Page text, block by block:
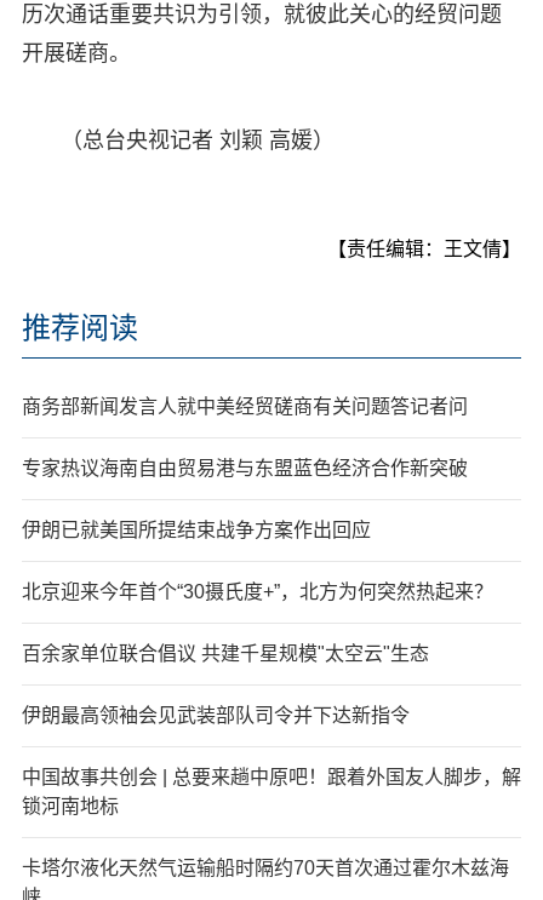
历次通话重要共识为引领，就彼此关心的经贸问题
开展磋商。
（总台央视记者 刘颖 高媛）
【责任编辑：王文倩】
推荐阅读
商务部新闻发言人就中美经贸磋商有关问题答记者问
专家热议海南自由贸易港与东盟蓝色经济合作新突破
伊朗已就美国所提结束战争方案作出回应
北京迎来今年首个“30摄氏度+”，北方为何突然热起来？
百余家单位联合倡议 共建千星规模"太空云"生态
伊朗最高领袖会见武装部队司令并下达新指令
中国故事共创会 | 总要来趟中原吧！跟着外国友人脚步，解
锁河南地标
卡塔尔液化天然气运输船时隔约70天首次通过霍尔木兹海